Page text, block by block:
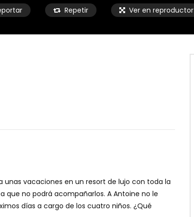
Repetir Ver en reproductor
vacaciones en un resort de lujo con toda la
no podrá acompañarlos. A Antoine no le
días a cargo de los cuatro niños. ¿Qué